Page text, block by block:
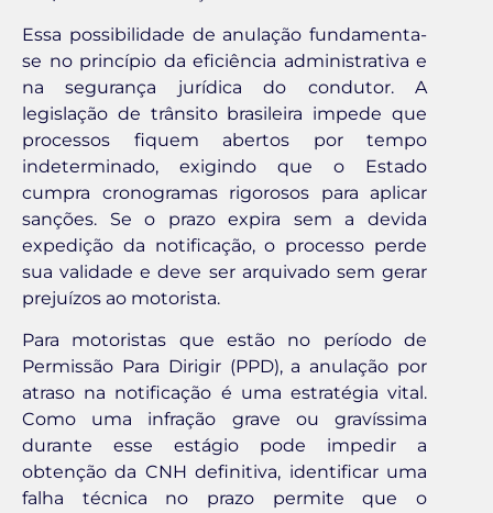
Essa possibilidade de anulação fundamenta-
se no princípio da eficiência administrativa e
na segurança jurídica do condutor. A
legislação de trânsito brasileira impede que
processos fiquem abertos por tempo
indeterminado, exigindo que o Estado
cumpra cronogramas rigorosos para aplicar
sanções. Se o prazo expira sem a devida
expedição da notificação, o processo perde
sua validade e deve ser arquivado sem gerar
prejuízos ao motorista.
Para motoristas que estão no período de
Permissão Para Dirigir (PPD), a anulação por
atraso na notificação é uma estratégia vital.
Como uma infração grave ou gravíssima
durante esse estágio pode impedir a
obtenção da CNH definitiva, identificar uma
falha técnica no prazo permite que o